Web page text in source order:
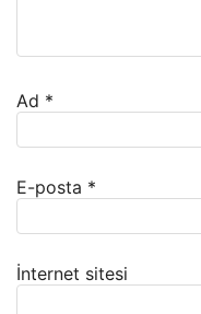
Ad *
E-posta *
İnternet sitesi